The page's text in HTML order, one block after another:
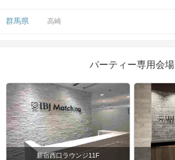
注意事項
群馬県 高崎
パーティー専用会場
新宿西口ラウンジ11F